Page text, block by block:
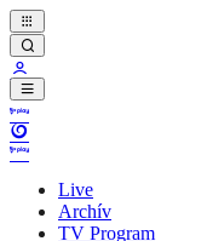
Live
Archív
TV Program